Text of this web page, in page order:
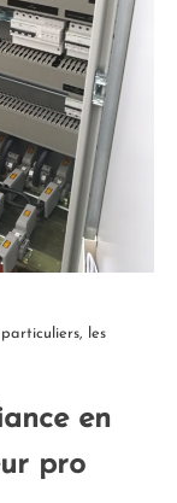
les
en
pro